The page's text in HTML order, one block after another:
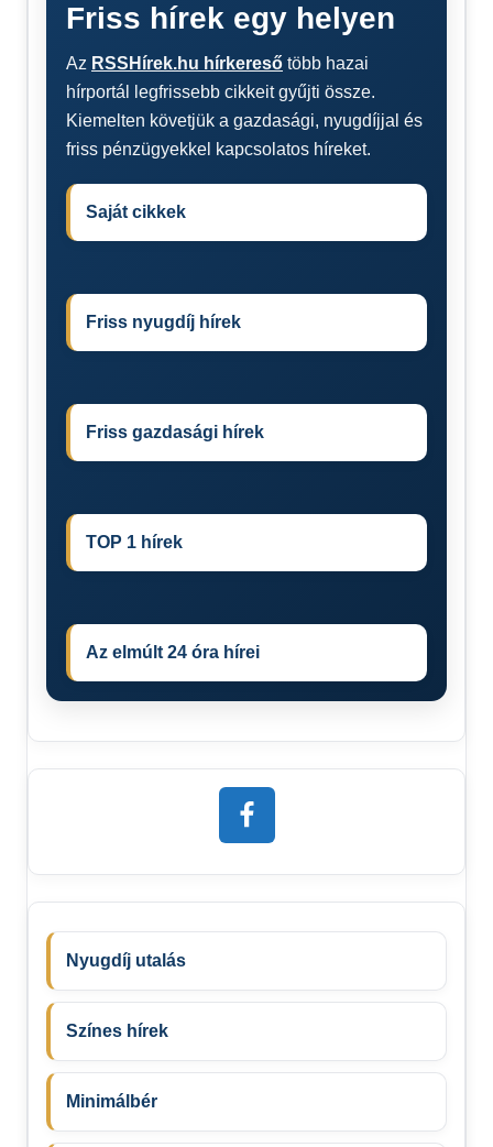
Friss hírek egy helyen
Az RSSHírek.hu hírkereső több hazai
hírportál legfrissebb cikkeit gyűjti össze.
Kiemelten követjük a gazdasági, nyugdíjjal és
friss pénzügyekkel kapcsolatos híreket.
Saját cikkek
Friss nyugdíj hírek
Friss gazdasági hírek
TOP 1 hírek
Az elmúlt 24 óra hírei
Nyugdíj utalás
Színes hírek
Minimálbér